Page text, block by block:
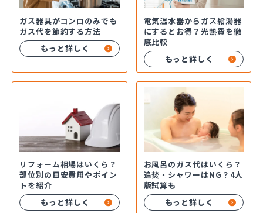
ガス器具がコンロのみでも
ガス代を節約する方法
もっと詳しく
電気温水器からガス給湯器
にするとお得？光熱費を徹
底比較
もっと詳しく
リフォーム相場はいくら？
部位別の目安費用やポイン
トを紹介
もっと詳しく
お風呂のガス代はいくら？
追焚・シャワーはNG？4人
版試算も
もっと詳しく